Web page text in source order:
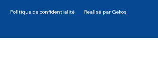
Politique de confidentialité Realisé par Gekos